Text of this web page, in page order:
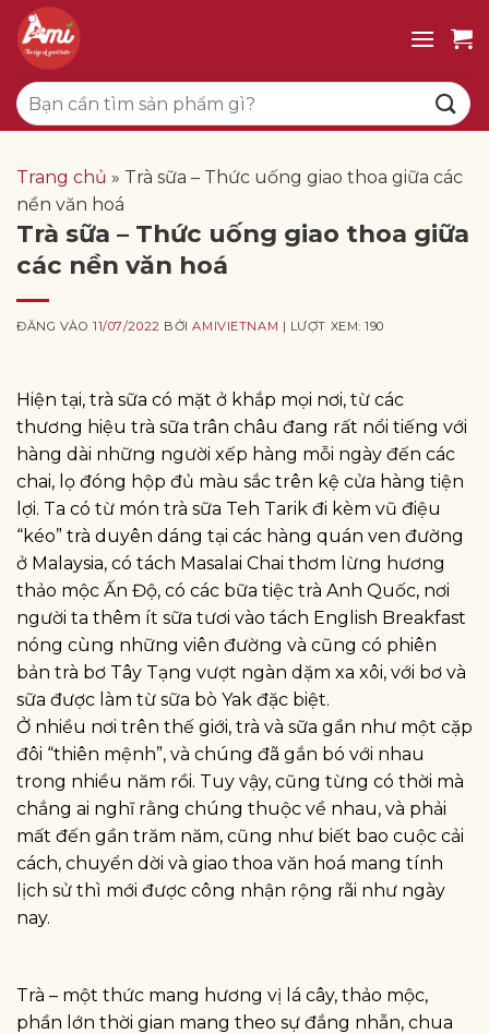
qua
dung
Tìm
kiếm:
Trang chủ » Trà sữa – Thức uống giao thoa giữa các
nền văn hoá
Trà sữa – Thức uống giao thoa giữa
các nền văn hoá
ĐĂNG VÀO11/07/2022 BỞIAMIVIETNAM | LƯỢT XEM: 190
Hiện tại, trà sữa có mặt ở khắp mọi nơi, từ các
thương hiệu trà sữa trân châu đang rất nổi tiếng với
hàng dài những người xếp hàng mỗi ngày đến các
chai, lọ đóng hộp đủ màu sắc trên kệ cửa hàng tiện
lợi. Ta có từ món trà sữa Teh Tarik đi kèm vũ điệu
“kéo” trà duyên dáng tại các hàng quán ven đường
ở Malaysia, có tách Masalai Chai thơm lừng hương
thảo mộc Ấn Độ, có các bữa tiệc trà Anh Quốc, nơi
người ta thêm ít sữa tươi vào tách English Breakfast
nóng cùng những viên đường và cũng có phiên
bản trà bơ Tây Tạng vượt ngàn dặm xa xôi, với bơ và
sữa được làm từ sữa bò Yak đặc biệt.
Ở nhiều nơi trên thế giới, trà và sữa gần như một cặp
đôi “thiên mệnh”, và chúng đã gắn bó với nhau
trong nhiều năm rồi. Tuy vậy, cũng từng có thời mà
chẳng ai nghĩ rằng chúng thuộc về nhau, và phải
mất đến gần trăm năm, cũng như biết bao cuộc cải
cách, chuyển dời và giao thoa văn hoá mang tính
lịch sử thì mới được công nhận rộng rãi như ngày
nay.
Trà – một thức mang hương vị lá cây, thảo mộc,
phần lớn thời gian mang theo sự đắng nhẫn, chua